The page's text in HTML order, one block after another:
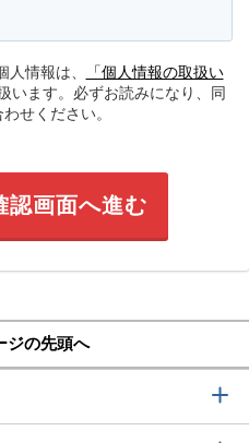
情報は、
「個人情報の取扱い
います。必ずお読みになり、同
せください。
認画面へ進む
ジの先頭へ